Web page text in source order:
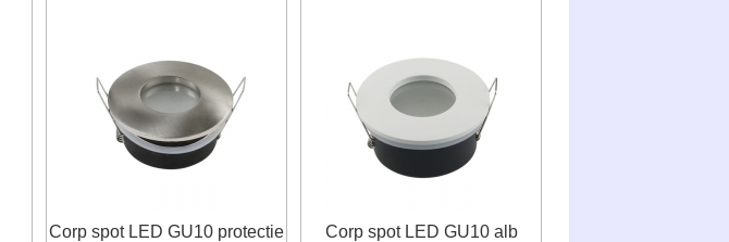
Corp spot LED GU10 protectie
Corp spot LED GU10 alb